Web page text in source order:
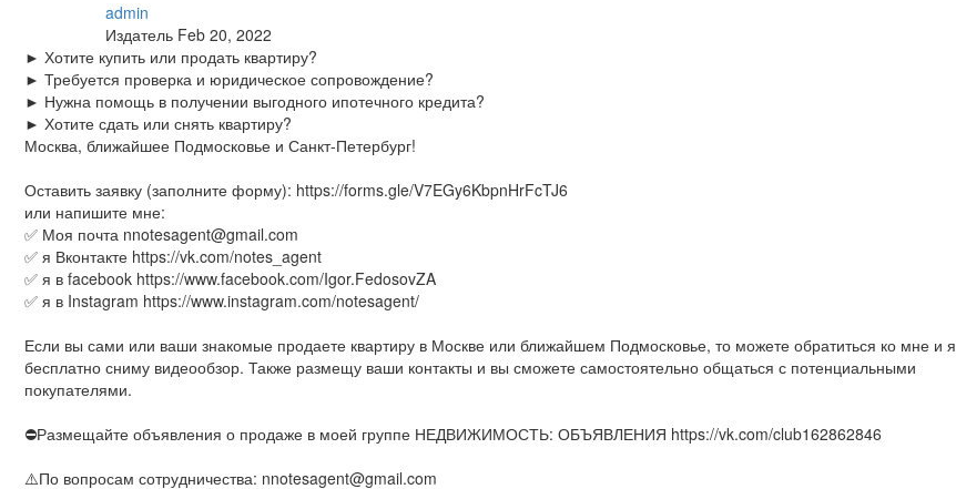
admin
Издатель Feb 20, 2022
► Хотите купить или продать квартиру?
► Требуется проверка и юридическое сопровождение?
► Нужна помощь в получении выгодного ипотечного кредита?
► Хотите сдать или снять квартиру?
Москва, ближайшее Подмосковье и Санкт-Петербург!
Оставить заявку (заполните форму): https://forms.gle/V7EGy6KbpnHrFcTJ6
или напишите мне:
✅ Моя почта nnotesagent@gmail.com
✅ я Вконтакте https://vk.com/notes_agent
✅ я в facebook https://www.facebook.com/Igor.FedosovZA
✅ я в Instagram https://www.instagram.com/notesagent/
Если вы сами или ваши знакомые продаете квартиру в Москве или ближайшем Подмосковье, то можете обратиться ко мне и я
бесплатно сниму видеообзор. Также размещу ваши контакты и вы сможете самостоятельно общаться с потенциальными
покупателями.
⛔️Размещайте объявления о продаже в моей группе НЕДВИЖИМОСТЬ: ОБЪЯВЛЕНИЯ https://vk.com/club162862846
⚠️По вопросам сотрудничества: nnotesagent@gmail.com